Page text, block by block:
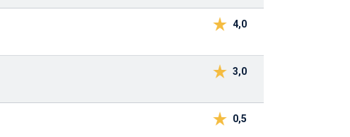
4,0
3,0
0,5